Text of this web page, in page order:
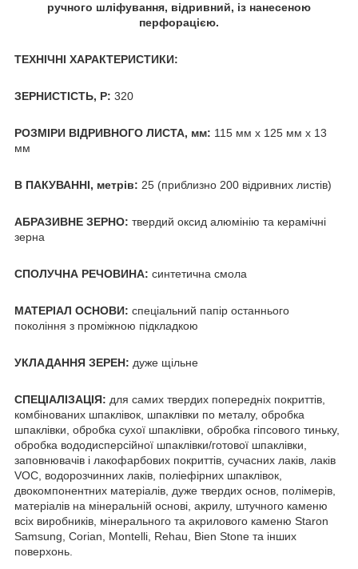
ручного шліфування, відривний, із нанесеною
перфорацією.
ТЕХНІЧНІ ХАРАКТЕРИСТИКИ:
ЗЕРНИСТІСТЬ, Р: 320
РОЗМІРИ ВІДРИВНОГО ЛИСТА, мм: 115 мм x 125 мм x 13
мм
В ПАКУВАННІ, метрів: 25 (приблизно 200 відривних листів)
АБРАЗИВНЕ ЗЕРНО: твердий оксид алюмінію та керамічні
зерна
СПОЛУЧНА РЕЧОВИНА: синтетична смола
МАТЕРІАЛ ОСНОВИ: спеціальний папір останнього
покоління з проміжною підкладкою
УКЛАДАННЯ ЗЕРЕН: дуже щільне
СПЕЦІАЛІЗАЦІЯ: для самих твердих попередніх покриттів,
комбінованих шпаклівок, шпаклівки по металу, обробка
шпаклівки, обробка сухої шпаклівки, обробка гіпсового тиньку,
обробка вододисперсійної шпаклівки/готової шпаклівки,
заповнювачів і лакофарбових покриттів, сучасних лаків, лаків
VOC, водорозчинних лаків, поліефірних шпаклівок,
двокомпонентних матеріалів, дуже твердих основ, полімерів,
матеріалів на мінеральній основі, акрилу, штучного каменю
всіх виробників, мінерального та акрилового каменю Staron
Samsung, Corian, Montelli, Rehau, Bien Stone та інших
поверхонь.